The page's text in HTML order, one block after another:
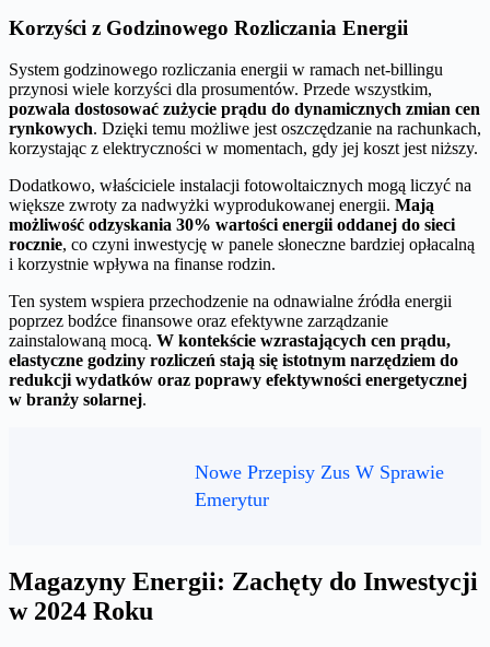
Korzyści z Godzinowego Rozliczania Energii
System godzinowego rozliczania energii w ramach net-billingu
przynosi wiele korzyści dla prosumentów. Przede wszystkim,
pozwala dostosować zużycie prądu do dynamicznych zmian cen
rynkowych. Dzięki temu możliwe jest oszczędzanie na rachunkach,
korzystając z elektryczności w momentach, gdy jej koszt jest niższy.
Dodatkowo, właściciele instalacji fotowoltaicznych mogą liczyć na
większe zwroty za nadwyżki wyprodukowanej energii. Mają
możliwość odzyskania 30% wartości energii oddanej do sieci
rocznie, co czyni inwestycję w panele słoneczne bardziej opłacalną
i korzystnie wpływa na finanse rodzin.
Ten system wspiera przechodzenie na odnawialne źródła energii
poprzez bodźce finansowe oraz efektywne zarządzanie
zainstalowaną mocą. W kontekście wzrastających cen prądu,
elastyczne godziny rozliczeń stają się istotnym narzędziem do
redukcji wydatków oraz poprawy efektywności energetycznej
w branży solarnej.
Nowe Przepisy Zus W Sprawie
Emerytur
Magazyny Energii: Zachęty do Inwestycji
w 2024 Roku